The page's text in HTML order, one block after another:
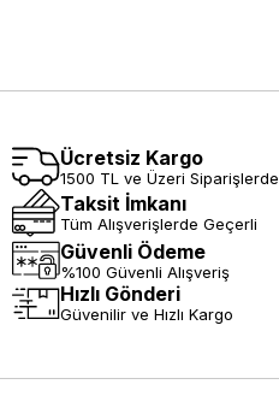
Ücretsiz Kargo
1500 TL ve Üzeri Siparişlerde
Taksit İmkanı
Tüm Alışverişlerde Geçerli
Güvenli Ödeme
%100 Güvenli Alışveriş
Hızlı Gönderi
Güvenilir ve Hızlı Kargo